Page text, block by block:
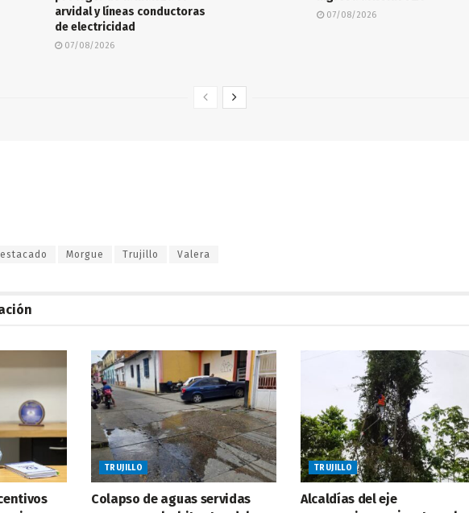
arvidal y líneas conductoras
de electricidad
07/08/2026
07/08/2026
Morgue Trujillo Valera
TRUJILLO
Colapso de aguas servidas
TRUJILLO
Alcaldías del eje